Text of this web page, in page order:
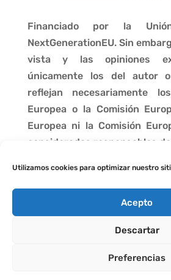
Utilizamos cookies para optimizar nuestro
Acepto
Descartar
Preferencias
Financiado por la
NextGenerationEU. Sin
vista y las opiniones
únicamente los del autor
reflejan necesariamente
Europea o la Comisión
Europea ni la Comisión
consideradas responsables de